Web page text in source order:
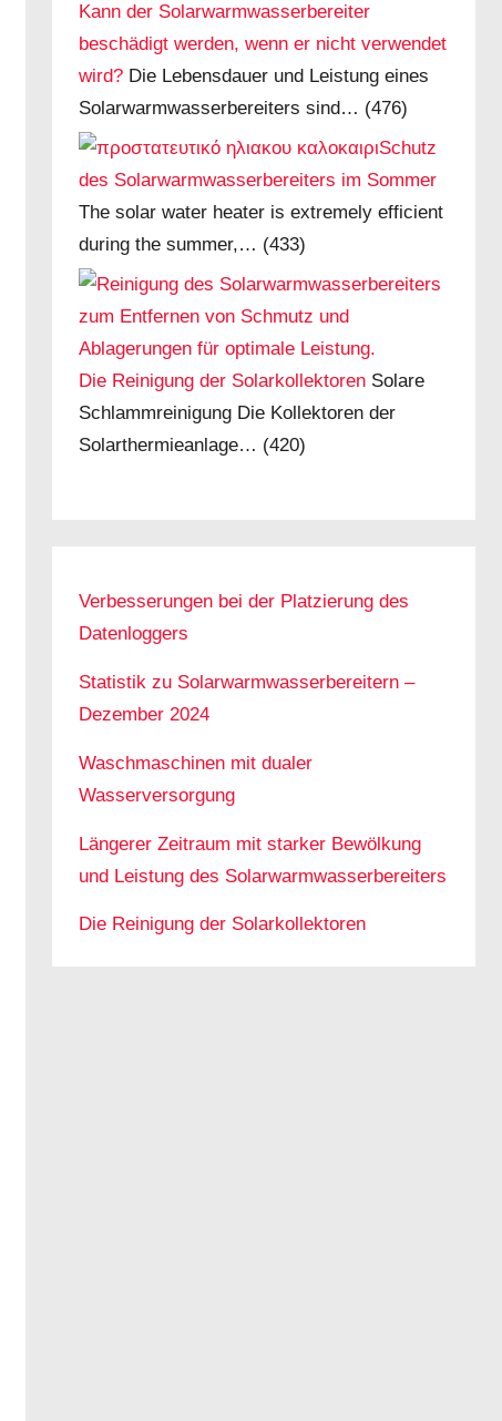
Kann der Solarwarmwasserbereiter
beschädigt werden, wenn er nicht verwendet
wird? Die Lebensdauer und Leistung eines
Solarwarmwasserbereiters sind… (476)
Schutz
des Solarwarmwasserbereiters im Sommer
The solar water heater is extremely efficient
during the summer,… (433)
Die Reinigung der Solarkollektoren Solare
Schlammreinigung Die Kollektoren der
Solarthermieanlage… (420)
Verbesserungen bei der Platzierung des
Datenloggers
Statistik zu Solarwarmwasserbereitern –
Dezember 2024
Waschmaschinen mit dualer
Wasserversorgung
Längerer Zeitraum mit starker Bewölkung
und Leistung des Solarwarmwasserbereiters
Die Reinigung der Solarkollektoren